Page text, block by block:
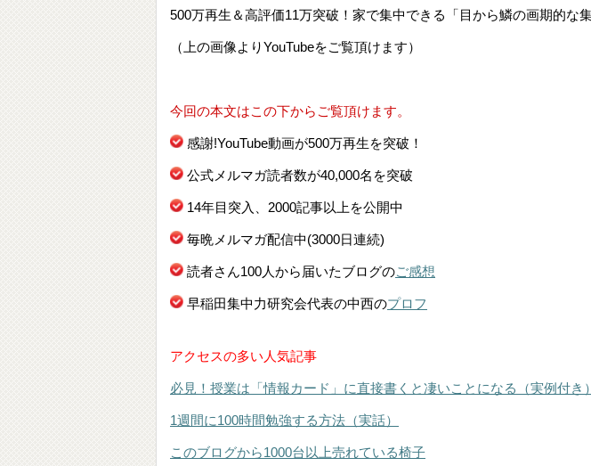
500万再生＆高評価11万突破！家で集中できる「目から鱗の画期的な
（上の画像よりYouTubeをご覧頂けます）
今回の本文はこの下からご覧頂けます。
感謝!YouTube動画が500万再生を突破！
公式メルマガ読者数が40,000名を突破
14年目突入、2000記事以上を公開中
毎晩メルマガ配信中(3000日連続)
読者さん100人から届いたブログのご感想
早稲田集中力研究会代表の中西のプロフ
アクセスの多い人気記事
必見！授業は「情報カード」に直接書くと凄いことになる（実例付き）
1週間に100時間勉強する方法（実話）
このブログから1000台以上売れている椅子